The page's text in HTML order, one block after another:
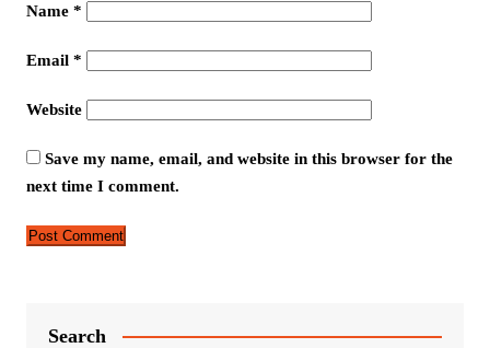
Name *
Email *
Website
Save my name, email, and website in this browser for the
next time I comment.
Search